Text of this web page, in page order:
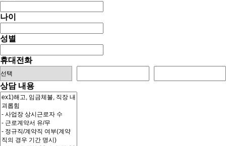
나이
성별
휴대전화
상담 내용